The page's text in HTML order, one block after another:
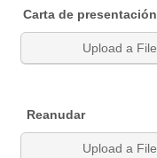
Carta de presentación
Upload a File
Reanudar
Upload a File